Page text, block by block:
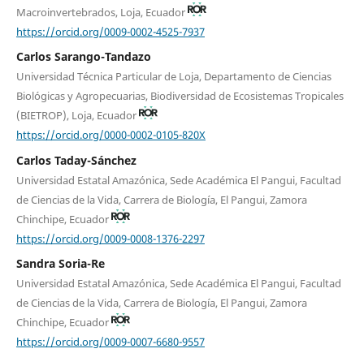
Macroinvertebrados, Loja, Ecuador
https://orcid.org/0009-0002-4525-7937
Carlos Sarango-Tandazo
Universidad Técnica Particular de Loja, Departamento de Ciencias
Biológicas y Agropecuarias, Biodiversidad de Ecosistemas Tropicales
(BIETROP), Loja, Ecuador
https://orcid.org/0000-0002-0105-820X
Carlos Taday-Sánchez
Universidad Estatal Amazónica, Sede Académica El Pangui, Facultad
de Ciencias de la Vida, Carrera de Biología, El Pangui, Zamora
Chinchipe, Ecuador
https://orcid.org/0009-0008-1376-2297
Sandra Soria-Re
Universidad Estatal Amazónica, Sede Académica El Pangui, Facultad
de Ciencias de la Vida, Carrera de Biología, El Pangui, Zamora
Chinchipe, Ecuador
https://orcid.org/0009-0007-6680-9557